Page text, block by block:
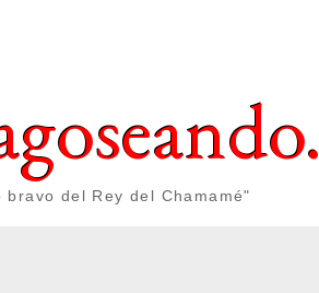
bravo del Rey del Chamamé"